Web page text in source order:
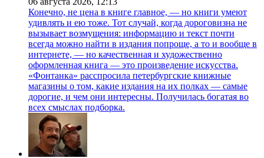
Конечно, не цена в книге главное, — но книги умеют
удивлять и ею тоже. Тот случай, когда дороговизна не
вызывает возмущения: информацию и текст почти
всегда можно найти в издания попроще, а то и вообще в
интернете, — но качественная и художественно
оформленная книга — это произведение искусства.
«Фонтанка» расспросила петербургские книжные
магазины о том, какие издания на их полках — самые
дорогие, и чем они интересны. Получилась богатая во
всех смыслах подборка.